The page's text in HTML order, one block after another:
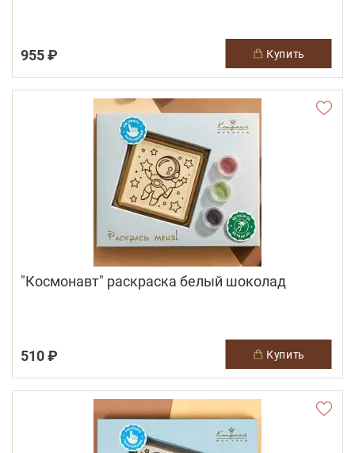
955 ₽ купить
"Космонавт" раскраска белый шоколад
510 ₽ купить